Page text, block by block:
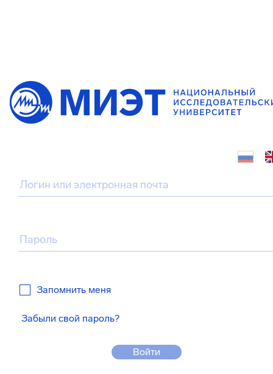
Запомнить меня
Забыли свой пароль?
Войти